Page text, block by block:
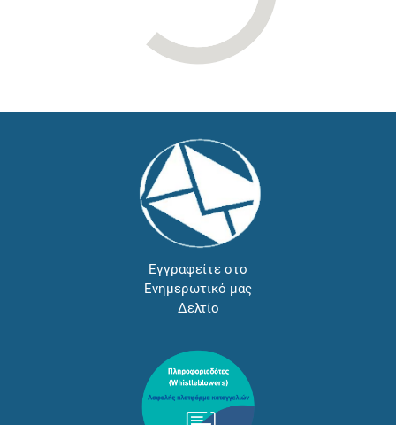
Εγγραφείτε στο
Ενημερωτικό μας
Δελτίο